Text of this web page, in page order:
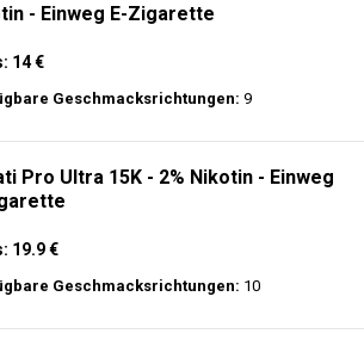
- Einweg E-Zigarette
14 €
Geschmacksrichtungen: 9
Pro Ultra 15K - 2% Nikotin - Einweg
19.9 €
Geschmacksrichtungen: 10